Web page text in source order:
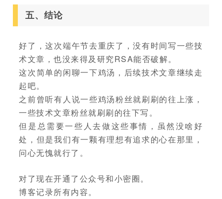
五、结论
好了，这次端午节去重庆了，没有时间写一些技
术文章，也没来得及研究RSA能否破解。
这次简单的闲聊一下鸡汤，后续技术文章继续走
起吧。
之前曾听有人说一些鸡汤粉丝就刷刷的往上涨，
一些技术文章粉丝就刷刷的往下写。
但是总需要一些人去做这些事情，虽然没啥好
处，但是我们有一颗有理想有追求的心在那里，
问心无愧就行了。
对了现在开通了公众号和小密圈。
博客记录所有内容。